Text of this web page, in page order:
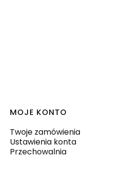
MOJE KONTO
Twoje zamówienia
Ustawienia konta
Przechowalnia